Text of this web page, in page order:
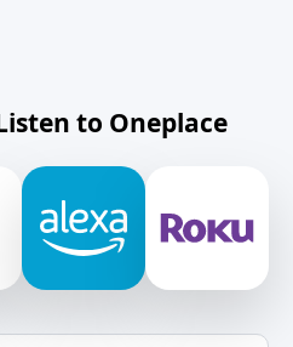
to Oneplace